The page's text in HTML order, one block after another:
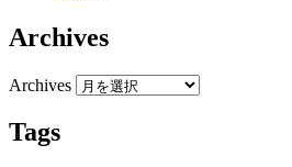
Archives
Archives
Tags